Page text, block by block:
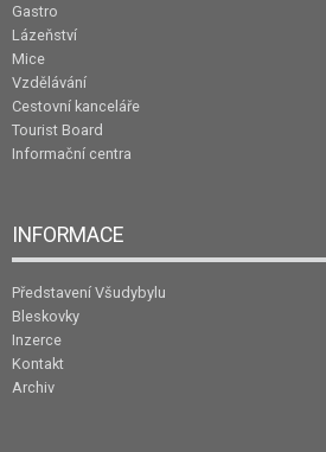
Gastro
Lázeňství
Mice
Vzdělávání
Cestovní kanceláře
Tourist Board
Informační centra
INFORMACE
Představení Všudybylu
Bleskovky
Inzerce
Kontakt
Archiv